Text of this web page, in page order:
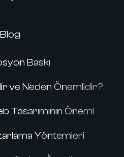
Blog
Baskı
ve Neden Önemlidir?
Tasarımının Önemi
Yöntemleri